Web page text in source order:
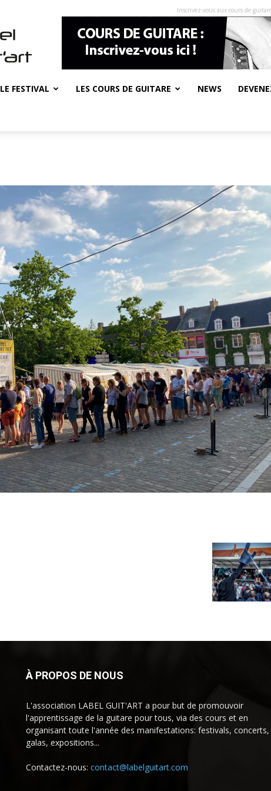
Inscrivez-vous aux cours de
LE FESTIVAL LES COURS DE GUITARE NEWS
À PROPOS DE NOUS
L'association LABEL GUIT'ART a pour but de promouvoir
l'apprentissage de la guitare pour tous, via des cours et en
organisant toute l'année des manifestations: festivals, concerts,
galas, expositions...
Contactez-nous: contact@labelguitart.com